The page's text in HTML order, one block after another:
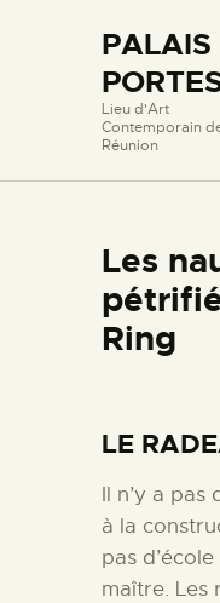
PALAIS
Lieu d'Art
Contemporain
Réunion
Lieu d'Art
LIEUX ET
L’ÉCOLE
CONTACT
Les
Ring
LE
Il n’y a pas
à la
pas
maître. Les